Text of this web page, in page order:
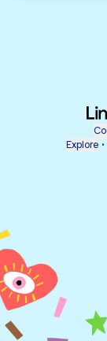
Explore •